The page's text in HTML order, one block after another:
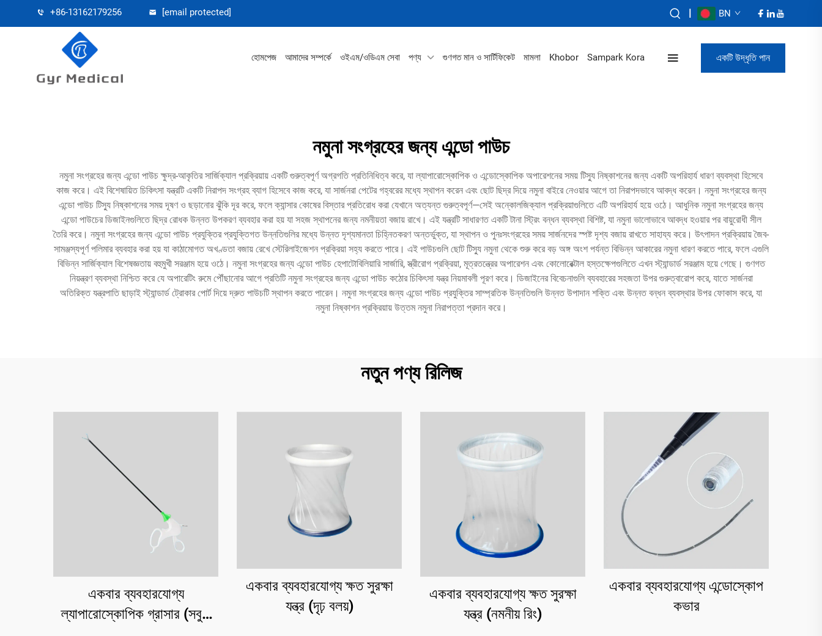
+86-13162179256 [email protected] | BN
হোমপেজ আমাদের সম্পর্কে ওইএম/ওডিএম সেবা পণ্য গুণগত মান ও সার্টিফিকেট মামলা Khobor Sampark Kora একটি উদ্ধৃতি পান
নমুনা সংগ্রহের জন্য এন্ডো পাউচ
নমুনা সংগ্রহের জন্য এন্ডো পাউচ ক্ষুদ্র-আকৃতির সার্জিক্যাল প্রক্রিয়ায় একটি গুরুত্বপূর্ণ অগ্রগতি প্রতিনিধিত্ব করে, যা ল্যাপারোস্কোপিক ও এন্ডোস্কোপিক অপারেশনের সময় টিস্যু নিষ্কাশনের জন্য একটি অপরিহার্য ধারণ ব্যবস্থা হিসেবে
কাজ করে। এই বিশেষায়িত চিকিৎসা যন্ত্রটি একটি নিরাপদ সংগ্রহ ব্যাগ হিসেবে কাজ করে, যা সার্জনরা পেটের গহ্বরের মধ্যে স্থাপন করেন এবং ছোট ছিদ্র দিয়ে নমুনা বাইরে নেওয়ার আগে তা নিরাপদভাবে আবদ্ধ করেন। নমুনা সংগ্রহের জন্য
এন্ডো পাউচ টিস্যু নিষ্কাশনের সময় দূষণ ও ছড়ানোর ঝুঁকি দূর করে, ফলে ক্যান্সার কোষের বিস্তার প্রতিরোধ করা যেখানে অত্যন্ত গুরুত্বপূর্ণ—সেই অন্কোলজিক্যাল প্রক্রিয়াগুলিতে এটি অপরিহার্য হয়ে ওঠে। আধুনিক নমুনা সংগ্রহের জন্য
এন্ডো পাউচের ডিজাইনগুলিতে ছিদ্র রোধক উন্নত উপকরণ ব্যবহার করা হয় যা সহজ স্থাপনের জন্য নমনীয়তা বজায় রাখে। এই যন্ত্রটি সাধারণত একটি টানা স্ট্রিং বন্ধন ব্যবস্থা বিশিষ্ট, যা নমুনা ভালোভাবে আবদ্ধ হওয়ার পর বায়ুরোধী সীল
তৈরি করে। নমুনা সংগ্রহের জন্য এন্ডো পাউচ প্রযুক্তির প্রযুক্তিগত উন্নতিগুলির মধ্যে উন্নত দৃশ্যমানতা চিহ্নিতকরণ অন্তর্ভুক্ত, যা স্থাপন ও পুনঃসংগ্রহের সময় সার্জনদের স্পষ্ট দৃশ্য বজায় রাখতে সাহায্য করে। উৎপাদন প্রক্রিয়ায় জৈব-
সামঞ্জস্যপূর্ণ পলিমার ব্যবহার করা হয় যা কাঠামোগত অখণ্ডতা বজায় রেখে স্টেরিলাইজেশন প্রক্রিয়া সহ্য করতে পারে। এই পাউচগুলি ছোট টিস্যু নমুনা থেকে শুরু করে বড় অঙ্গ অংশ পর্যন্ত বিভিন্ন আকারের নমুনা ধারণ করতে পারে, ফলে এগুলি
বিভিন্ন সার্জিক্যাল বিশেষজ্ঞতায় বহুমুখী সরঞ্জাম হয়ে ওঠে। নমুনা সংগ্রহের জন্য এন্ডো পাউচ হেপাটোবিলিয়ারি সার্জারি, স্ত্রীরোগ প্রক্রিয়া, মূত্রতন্ত্রের অপারেশন এবং কোলোরেক্টাল হস্তক্ষেপগুলিতে এখন স্ট্যান্ডার্ড সরঞ্জাম হয়ে গেছে। গুণগত
নিয়ন্ত্রণ ব্যবস্থা নিশ্চিত করে যে অপারেটিং রুমে পৌঁছানোর আগে প্রতিটি নমুনা সংগ্রহের জন্য এন্ডো পাউচ কঠোর চিকিৎসা যন্ত্র নিয়মাবলী পূরণ করে। ডিজাইনের বিবেচনাগুলি ব্যবহারের সহজতা উপর গুরুত্বারোপ করে, যাতে সার্জনরা
অতিরিক্ত যন্ত্রপাতি ছাড়াই স্ট্যান্ডার্ড ট্রোকার পোর্ট দিয়ে দ্রুত পাউচটি স্থাপন করতে পারেন। নমুনা সংগ্রহের জন্য এন্ডো পাউচ প্রযুক্তির সাম্প্রতিক উন্নতিগুলি উন্নত উপাদান শক্তি এবং উন্নত বন্ধন ব্যবস্থার উপর ফোকাস করে, যা
নমুনা নিষ্কাশন প্রক্রিয়ায় উত্তম নমুনা নিরাপত্তা প্রদান করে।
নতুন পণ্য রিলিজ
একবার ব্যবহারযোগ্য
ল্যাপারোস্কোপিক গ্রাসার (সবুজ
একবার ব্যবহারযোগ্য ক্ষত সুরক্ষা
যন্ত্র (দৃঢ় বলয়)
একবার ব্যবহারযোগ্য ক্ষত সুরক্ষা
যন্ত্র (নমনীয় রিং)
একবার ব্যবহারযোগ্য এন্ডোস্কোপ
কভার